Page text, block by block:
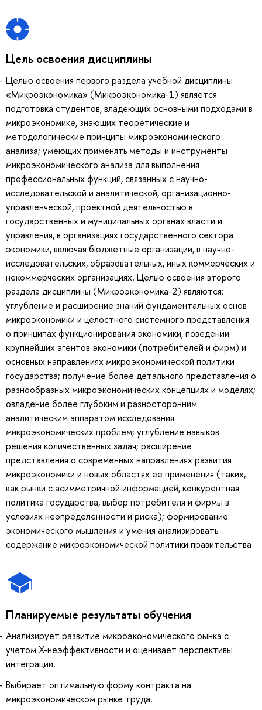
Цель освоения дисциплины
Целью освоения первого раздела учебной дисциплины
«Микроэкономика» (Микроэкономика-1) является
подготовка студентов, владеющих основными подходами в
микроэкономике, знающих теоретические и
методологические принципы микроэкономического
анализа; умеющих применять методы и инструменты
микроэкономического анализа для выполнения
профессиональных функций, связанных с научно-
исследовательской и аналитической, организационно-
управленческой, проектной деятельностью в
государственных и муниципальных органах власти и
управления, в организациях государственного сектора
экономики, включая бюджетные организации, в научно-
исследовательских, образовательных, иных коммерческих и
некоммерческих организациях. Целью освоения второго
раздела дисциплины (Микроэкономика-2) являются:
углубление и расширение знаний фундаментальных основ
микроэкономики и целостного системного представления
о принципах функционирования экономики, поведении
крупнейших агентов экономики (потребителей и фирм) и
основных направлениях микроэкономической политики
государства; получение более детального представления о
разнообразных микроэкономических концепциях и моделях;
овладение более глубоким и разносторонним
аналитическим аппаратом исследования
микроэкономических проблем; углубление навыков
решения количественных задач; расширение
представления о современных направлениях развития
микроэкономики и новых областях ее применения (таких,
как рынки с асимметричной информацией, конкурентная
политика государства, выбор потребителя и фирмы в
условиях неопределенности и риска); формирование
экономического мышления и умения анализировать
содержание микроэкономической политики правительства
Планируемые результаты обучения
Анализирует развитие микроэкономического рынка с
учетом X-неэффективности и оценивает перспективы
интеграции.
Выбирает оптимальную форму контракта на
микроэкономическом рынке труда.